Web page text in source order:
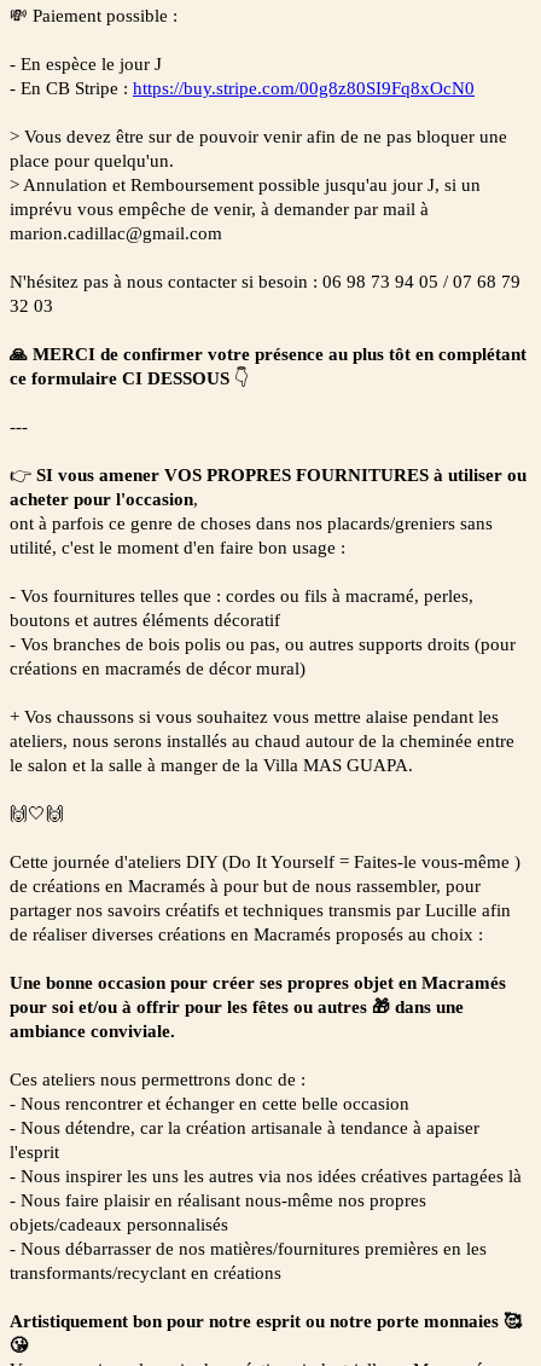
💸 Paiement possible :
- En espèce le jour J
- En CB Stripe : https://buy.stripe.com/00g8z80SI9Fq8xOcN0
> Vous devez être sur de pouvoir venir afin de ne pas bloquer une
place pour quelqu'un.
> Annulation et Remboursement possible jusqu'au jour J, si un
imprévu vous empêche de venir, à demander par mail à
marion.cadillac@gmail.com
N'hésitez pas à nous contacter si besoin : 06 98 73 94 05 / 07 68 79
32 03
🙏 MERCI de confirmer votre présence au plus tôt en complétant
ce formulaire CI DESSOUS 👇
---
👉 SI vous amener VOS PROPRES FOURNITURES à utiliser ou
acheter pour l'occasion,
ont à parfois ce genre de choses dans nos placards/greniers sans
utilité, c'est le moment d'en faire bon usage :
- Vos fournitures telles que : cordes ou fils à macramé, perles,
boutons et autres éléments décoratif
- Vos branches de bois polis ou pas, ou autres supports droits (pour
créations en macramés de décor mural)
+ Vos chaussons si vous souhaitez vous mettre alaise pendant les
ateliers, nous serons installés au chaud autour de la cheminée entre
le salon et la salle à manger de la Villa MAS GUAPA.
🙌🤍🙌
Cette journée d'ateliers DIY (Do It Yourself = Faites-le vous-même )
de créations en Macramés à pour but de nous rassembler, pour
partager nos savoirs créatifs et techniques transmis par Lucille afin
de réaliser diverses créations en Macramés proposés au choix :
Une bonne occasion pour créer ses propres objet en Macramés
pour soi et/ou à offrir pour les fêtes ou autres 🎁 dans une
ambiance conviviale.
Ces ateliers nous permettrons donc de :
- Nous rencontrer et échanger en cette belle occasion
- Nous détendre, car la création artisanale à tendance à apaiser
l'esprit
- Nous inspirer les uns les autres via nos idées créatives partagées là
- Nous faire plaisir en réalisant nous-même nos propres
objets/cadeaux personnalisés
- Nous débarrasser de nos matières/fournitures premières en les
transformants/recyclant en créations
Artistiquement bon pour notre esprit ou notre porte monnaies 🥰
😘